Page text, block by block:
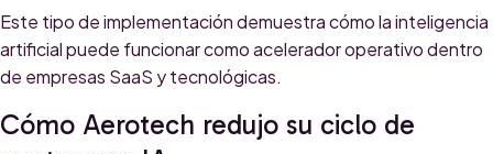
Este tipo de implementación demuestra cómo la inteligencia
artificial puede funcionar como acelerador operativo dentro
de empresas SaaS y tecnológicas.
Cómo Aerotech redujo su ciclo de